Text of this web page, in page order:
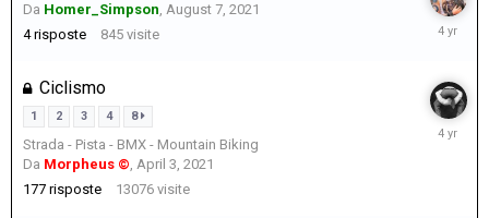
Da Homer_Simpson, August 7, 2021
4 risposte 845 visite
August
Ciclismo
1 2 3 4 8
Strada - Pista - BMX - Mountain Biking
Da Morpheus ©, April 3, 2021
177 risposte 13076 visite
August